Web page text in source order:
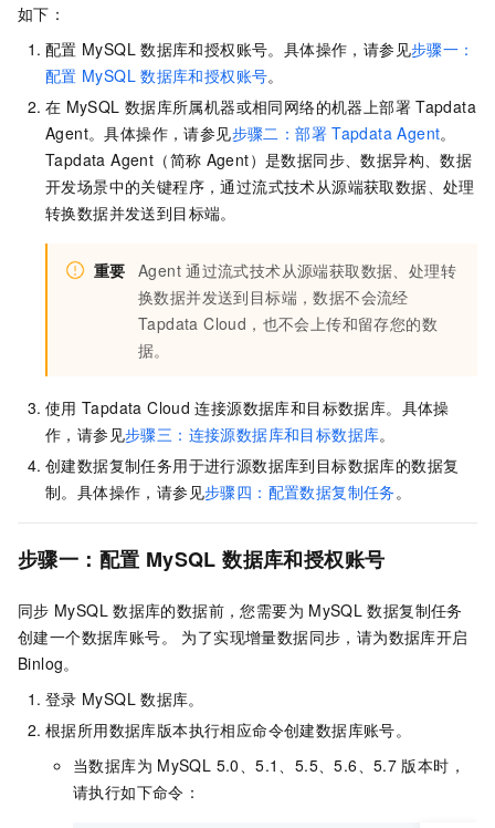
如下：
配置 MySQL 数据库和授权账号。具体操作，请参见步骤一：
配置 MySQL 数据库和授权账号。
在 MySQL 数据库所属机器或相同网络的机器上部署 Tapdata
Agent。具体操作，请参见步骤二：部署 Tapdata Agent。
Tapdata Agent（简称 Agent）是数据同步、数据异构、数据
开发场景中的关键程序，通过流式技术从源端获取数据、处理
转换数据并发送到目标端。
重要 Agent 通过流式技术从源端获取数据、处理转
换数据并发送到目标端，数据不会流经
Tapdata Cloud，也不会上传和留存您的数
据。
使用 Tapdata Cloud 连接源数据库和目标数据库。具体操
作，请参见步骤三：连接源数据库和目标数据库。
创建数据复制任务用于进行源数据库到目标数据库的数据复
制。具体操作，请参见步骤四：配置数据复制任务 。
步骤一：配置 MySQL 数据库和授权账号
同步 MySQL 数据库的数据前，您需要为 MySQL 数据复制任务
创建一个数据库账号。 为了实现增量数据同步，请为数据库开启
Binlog。
登录 MySQL 数据库。
根据所用数据库版本执行相应命令创建数据库账号。
当数据库为 MySQL 5.0、5.1、5.5、5.6、5.7 版本时，
请执行如下命令：